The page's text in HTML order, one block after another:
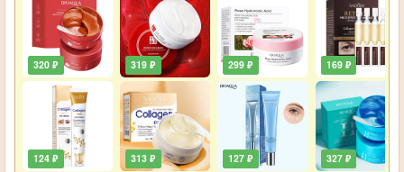
320 ₽
124 ₽
319 ₽
313 ₽
299 ₽
127 ₽
169 ₽
327 ₽